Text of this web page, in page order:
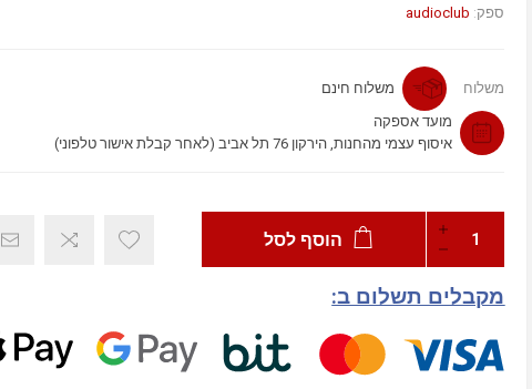
ספק: audioclub
משלוח
משלוח חינם
מועד אספקה
איסוף עצמי מהחנות, הירקון 76 תל אביב (לאחר קבלת אישור טלפוני)
הוסף לסל
מקבלים תשלום ב: